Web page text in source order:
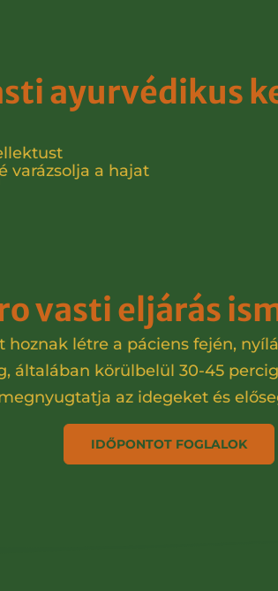
ayurvédikus
varázsolja a hajat
vasti eljárás
hoznak létre a páciens fején,
általában körülbelül 30-45
az idegeket és
IDŐPONTOT FOGLALOK